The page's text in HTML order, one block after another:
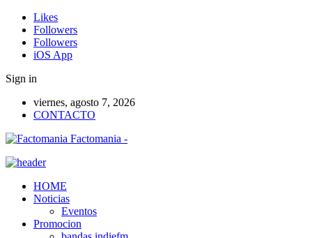
Likes
Followers
Followers
iOS App
Sign in
viernes, agosto 7, 2026
CONTACTO
Factomania -
HOME
Noticias
Eventos
Promocion